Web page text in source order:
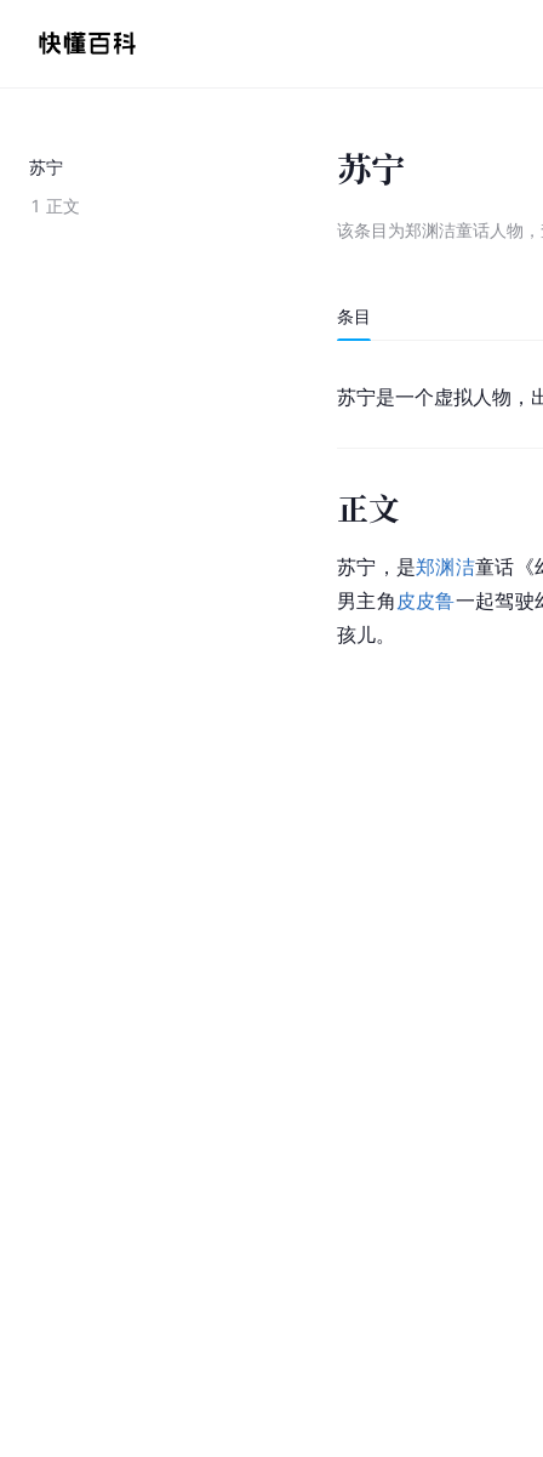
苏宁
1 正文
苏宁
该条目为郑渊洁童话人物 ，
条目
苏宁是一个虚拟人物，
正文
苏宁，是郑渊洁童话《
男主角 皮皮鲁一起驾驶
孩儿。